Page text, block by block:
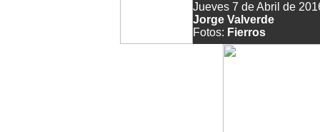
Jueves 7 de Abril de
Jorge Valverde
Fotos: Fierros